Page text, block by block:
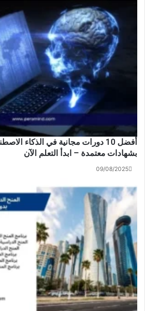
بشهادات معتمدة – ابدأ التعلم الآن
09/08/2025